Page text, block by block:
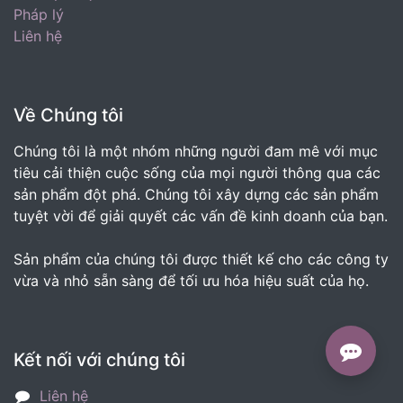
Pháp lý
Liên hệ
Về Chúng tôi
Chúng tôi là một nhóm những người đam mê với mục
tiêu cải thiện cuộc sống của mọi người thông qua các
sản phẩm đột phá. Chúng tôi xây dựng các sản phẩm
tuyệt vời để giải quyết các vấn đề kinh doanh của bạn.
Sản phẩm của chúng tôi được thiết kế cho các công ty
vừa và nhỏ sẵn sàng để tối ưu hóa hiệu suất của họ.
Kết nối với chúng tôi
Liên hệ